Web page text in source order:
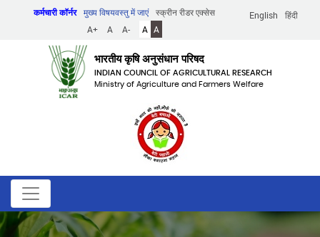
English हिंदी
कर्मचारी कॉर्नर मुख्य विषयवस्तु में जाएं
स्क्रीन रीडर एक्सेस
A+
A A- A A
भारतीय कृषि अनुसंधान परिषद
INDIAN COUNCIL OF AGRICULTURAL RESEARCH
Ministry of Agriculture and Farmers Welfare